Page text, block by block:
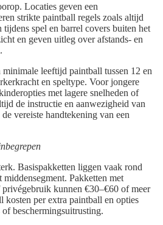
Locaties geven een
strikte paintball regels zoals altijd
tijdens spel en barrel covers buiten het
en geven uitleg over afstands- en
minimale leeftijd paintball tussen 12 en
en speltype. Voor jongere
met lagere snelheden of
de instructie en aanwezigheid van
vereiste handtekening van een
Basispakketten liggen vaak rond
Pakketten met
kunnen €30–€60 of meer
kosten per extra paintball en opties
beschermingsuitrusting.